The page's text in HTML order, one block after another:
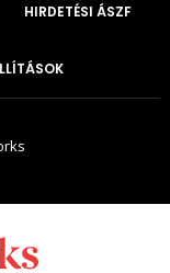
HIRDETÉSI ÁSZF